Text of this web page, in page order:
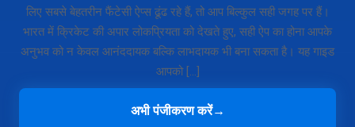
लिए सबसे बेहतरीन फैंटेसी ऐप्स ढूंढ रहे हैं, तो आप बिल्कुल सही जगह पर हैं।
भारत में क्रिकेट की अपार लोकप्रियता को देखते हुए, सही ऐप का होना आपके
अनुभव को न केवल आनंददायक बल्कि लाभदायक भी बना सकता है। यह गाइड
आपको […]
अभी पंजीकरण करें→